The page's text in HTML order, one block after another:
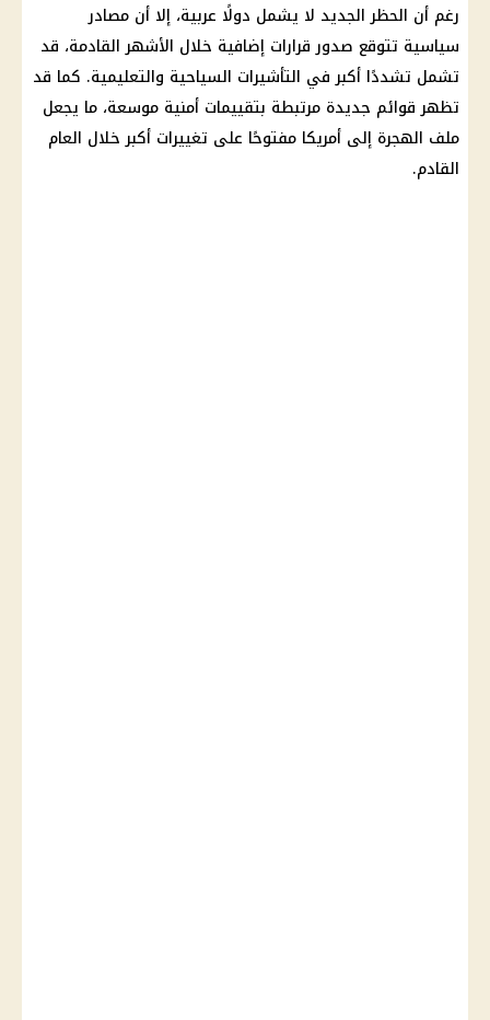
رغم أن الحظر الجديد لا يشمل دولًا عربية، إلا أن مصادر
سياسية تتوقع صدور قرارات إضافية خلال الأشهر القادمة، قد
تشمل تشددًا أكبر في التأشيرات السياحية والتعليمية. كما قد
تظهر قوائم جديدة مرتبطة بتقييمات أمنية موسعة، ما يجعل
ملف الهجرة إلى أمريكا مفتوحًا على تغييرات أكبر خلال العام
القادم.